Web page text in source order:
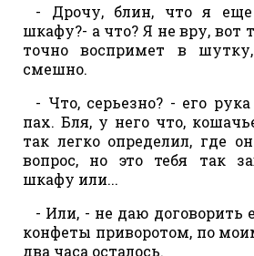
- Дрочу, блин, что я
шкафу?- а что? Я не вру, вот
точно воспримет в
смешно.
- Что, серьезно? - его
пах. Бля, у него что,
так легко определил, где
вопрос, но это тебя так
шкафу или...
- Или, - не даю договорить
конфеты приворотом, по
два часа осталось.